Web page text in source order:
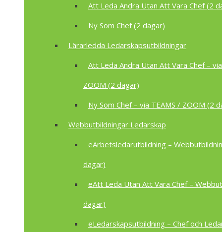
Att Leda Andra Utan Att Vara Chef (2
Ny Som Chef (2 dagar)
Lärarledda Ledarskapsutbildningar
Att Leda Andra Utan Att Vara Chef –
ZOOM (2 dagar)
Ny Som Chef – via TEAMS / ZOOM (2
Webbutbildningar Ledarskap
eArbetsledarutbildning –
dagar)
eAtt Leda Utan Att Vara Chef –
dagar)
eLedarskapsutbildning – Chef och